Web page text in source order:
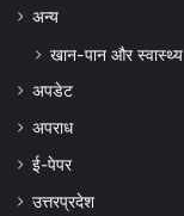
अन्‍य
खान-पान और स्वास्थ्य
अपडेट
अपराध
ई-पेपर
उत्तरप्रदेश